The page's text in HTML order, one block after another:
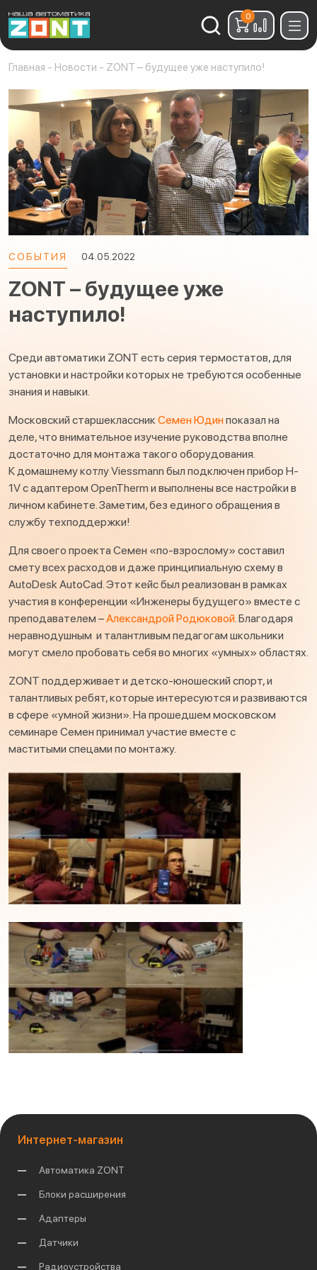
Найти:
0
Главная - Новости - ZONT – будущее уже наступило!
СОБЫТИЯ 04.05.2022
ZONT – будущее уже
наступило!
Среди автоматики ZONT есть серия термостатов, для
установки и настройки которых не требуются особенные
знания и навыки.
Московский старшеклассник Семен Юдин показал на
деле, что внимательное изучение руководства вполне
достаточно для монтажа такого оборудования.
К домашнему котлу Viessmann был подключен прибор H-
1V с адаптером OpenTherm и выполнены все настройки в
личном кабинете. Заметим, без единого обращения в
службу техподдержки!
Для своего проекта Семен «по-взрослому» составил
смету всех расходов и даже принципиальную схему в
AutoDesk AutoCad. Этот кейс был реализован в рамках
участия в конференции «Инженеры будущего» вместе с
преподавателем –Александрой Родюковой. Благодаря
неравнодушным и талантливым педагогам школьники
могут смело пробовать себя во многих «умных» областях.
ZONT поддерживает и детско-юношеский спорт, и
талантливых ребят, которые интересуются и развиваются
в сфере «умной жизни». На прошедшем московском
семинаре Семен принимал участие вместе с
маститыми спецами по монтажу.
Интернет-магазин
Автоматика ZONT
Блоки расширения
Адаптеры
Датчики
Радиоустройства